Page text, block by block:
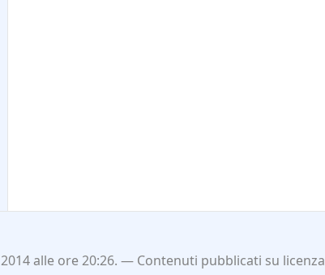
alle ore 20:26. Contenuti pubblicati su licenza